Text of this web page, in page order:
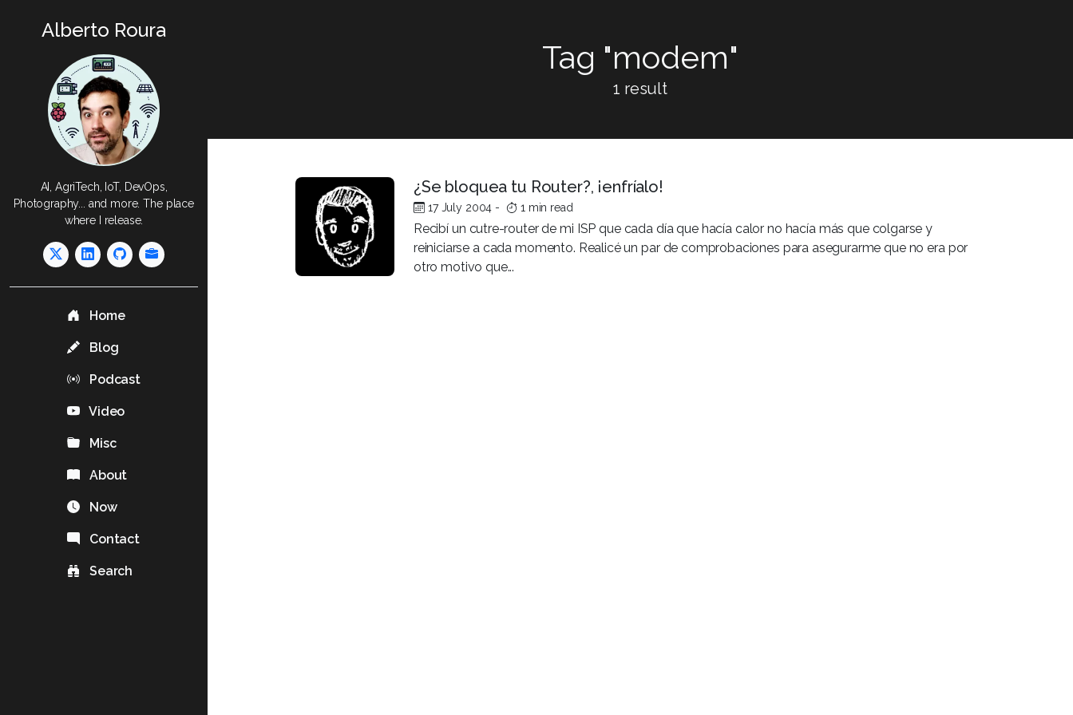
Alberto Roura
AI, AgriTech, IoT, DevOps,
Photography... and more. The place
where I release.
Home
Blog
Podcast
Video
Misc
About
Now
Contact
Search
Tag "modem"
1 result
¿Se bloquea tu Router?, ¡enfríalo!
17 July 2004 - 1 min read
Recibí un cutre-router de mi ISP que cada día que hacía calor no hacía más que colgarse y
reiniciarse a cada momento. Realicé un par de comprobaciones para asegurarme que no era por
otro motivo que...